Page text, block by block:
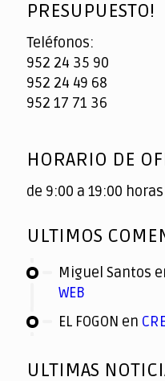
PRESUPUESTO!
Teléfonos:
952 24 35 90
952 24 49 68
952 17 71 36
HORARIO DE
de 9:00 a 19:00
ULTIMOS
Miguel Santos
WEB
EL FOGON en
ULTIMAS